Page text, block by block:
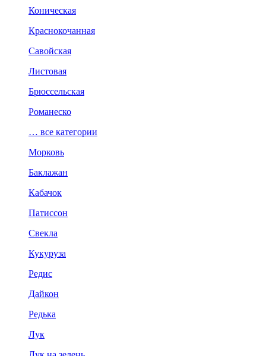
Коническая
Краснокочанная
Савойская
Листовая
Брюссельская
Романеско
… все категории
Морковь
Баклажан
Кабачок
Патиссон
Свекла
Кукуруза
Редис
Дайкон
Редька
Лук